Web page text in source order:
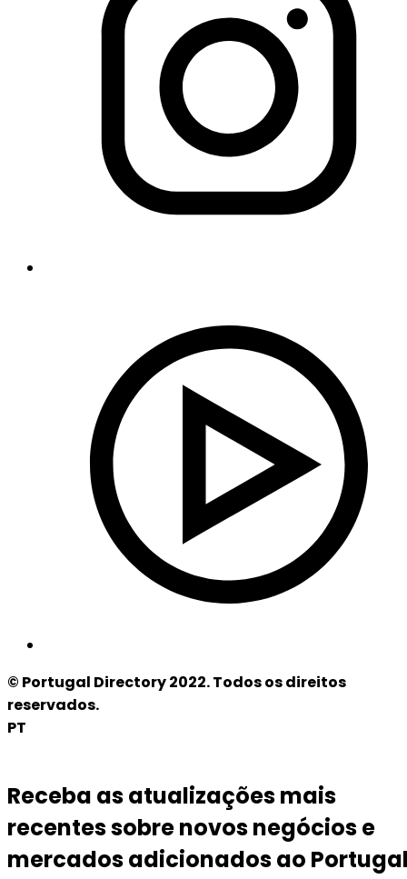
© Portugal Directory 2022. Todos os direitos
reservados.
PT
Receba as atualizações mais
recentes sobre novos negócios e
mercados adicionados ao